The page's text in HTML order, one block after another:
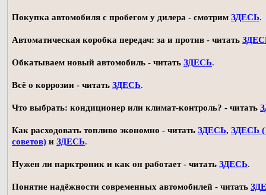
Покупка автомобиля с пробегом у дилера - смотрим ЗДЕСЬ.
Автоматическая коробка передач: за и против - читать
Обкатываем новый автомобиль - читать ЗДЕСЬ.
Всё о коррозии - читать ЗДЕСЬ.
Что выбрать: кондиционер или климат-контроль? - читать
Как расходовать топливо экономно - читать ЗДЕСЬ, ЗДЕСЬ
советов) и ЗДЕСЬ.
Нужен ли парктроник и как он работает - читать ЗДЕСЬ.
Понятие надёжности современных автомобилей - читать